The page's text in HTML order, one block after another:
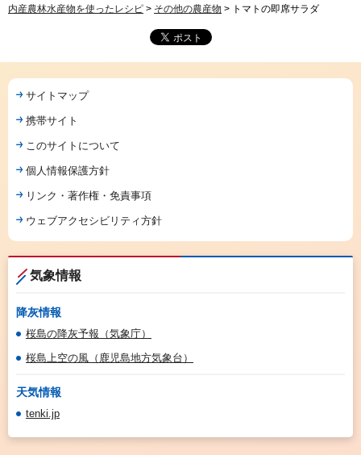
内産農林水産物を使ったレシピ > その他の農産物 > トマトの即席サラダ
サイトマップ
携帯サイト
このサイトについて
個人情報保護方針
リンク・著作権・免責事項
ウェブアクセシビリティ方針
気象情報
降灰情報
桜島の降灰予報（気象庁）
桜島上空の風（鹿児島地方気象台）
天気情報
tenki.jp